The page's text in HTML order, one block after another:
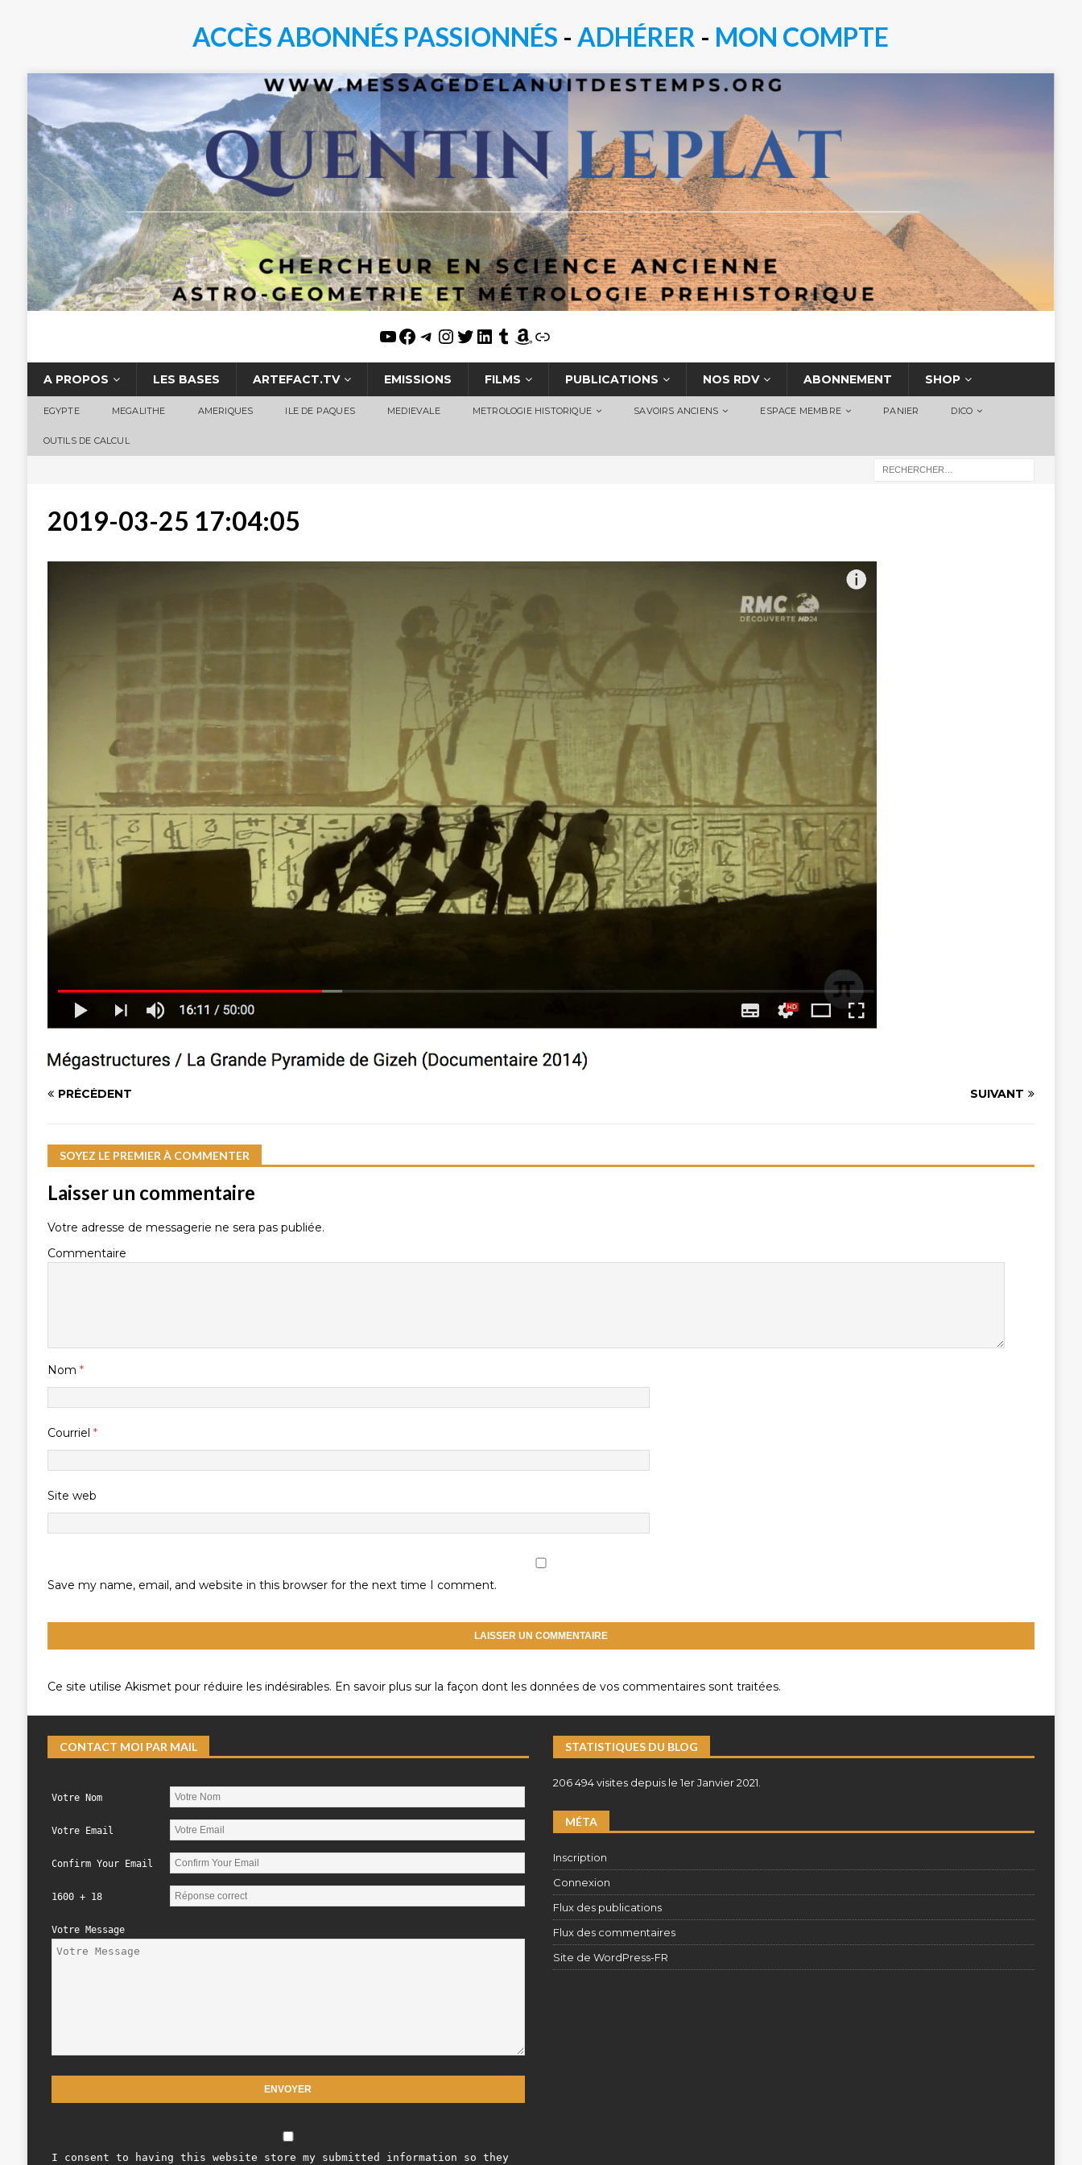
ACCÈS ABONNÉS PASSIONNÉS -ADHÉRER - MON COMPTE
A PROPOS LES BASES ARTEFACT.TV EMISSIONS FILMS PUBLICATIONS NOS RDV ABONNEMENT SHOP
EGYPTE MEGALITHE AMERIQUES ILE DE PAQUES MEDIEVALE METROLOGIE HISTORIQUE SAVOIRS ANCIENS ESPACE MEMBRE PANIER DICO
OUTILS DE CALCUL
2019-03-25 17:04:05
PRÉCÉDENT SUIVANT
SOYEZ LE PREMIER À COMMENTER
Laisser un commentaire
Votre adresse de messagerie ne sera pas publiée.
Commentaire
Nom *
Courriel *
Site web
Save my name, email, and website in this browser for the next time I comment.
Ce site utilise Akismet pour réduire les indésirables. En savoir plus sur la façon dont les données de vos commentaires sont traitées.
CONTACT MOI PAR MAIL
Votre Nom
Votre Email
Confirm Your Email
1600 + 18
Votre Message
I consent to having this website store my submitted information so they
STATISTIQUES DU BLOG
206 494 visites depuis le 1er Janvier 2021.
MÉTA
Inscription
Connexion
Flux des publications
Flux des commentaires
Site de WordPress-FR